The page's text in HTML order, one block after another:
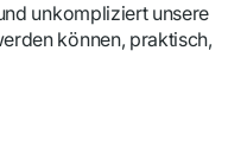
unkompliziert unsere
können, praktisch,